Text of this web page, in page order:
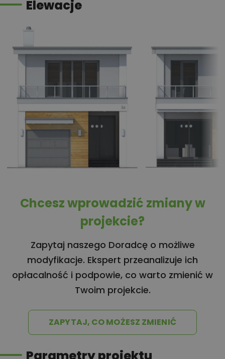
Elewacje
Chcesz wprowadzić zmiany w
projekcie?
Zapytaj naszego Doradcę o możliwe
modyfikacje. Ekspert przeanalizuje ich
opłacalność i podpowie, co warto zmienić w
Twoim projekcie.
ZAPYTAJ, CO MOŻESZ ZMIENIĆ
Parametry projektu